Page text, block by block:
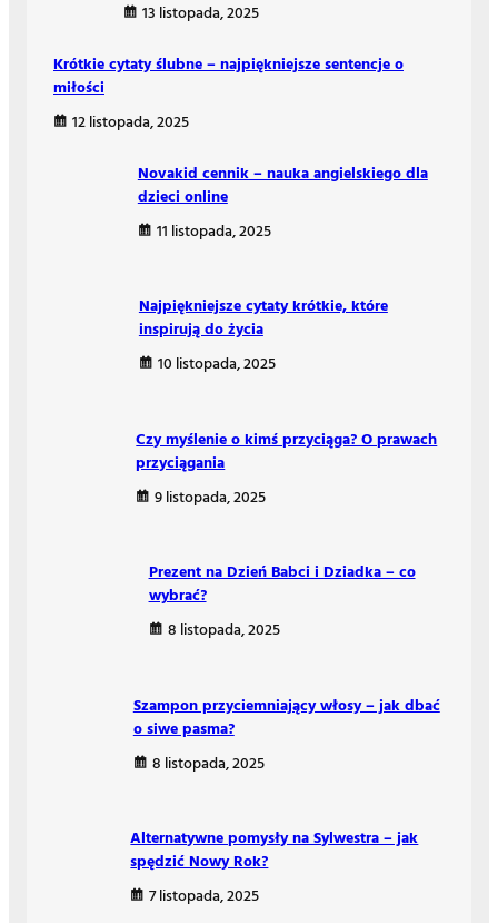
13 listopada, 2025
Krótkie cytaty ślubne – najpiękniejsze sentencje o
miłości
12 listopada, 2025
Novakid cennik – nauka angielskiego dla
dzieci online
11 listopada, 2025
Najpiękniejsze cytaty krótkie, które
inspirują do życia
10 listopada, 2025
Czy myślenie o kimś przyciąga? O prawach
przyciągania
9 listopada, 2025
Prezent na Dzień Babci i Dziadka – co
wybrać?
8 listopada, 2025
Szampon przyciemniający włosy – jak dbać
o siwe pasma?
8 listopada, 2025
Alternatywne pomysły na Sylwestra – jak
spędzić Nowy Rok?
7 listopada, 2025